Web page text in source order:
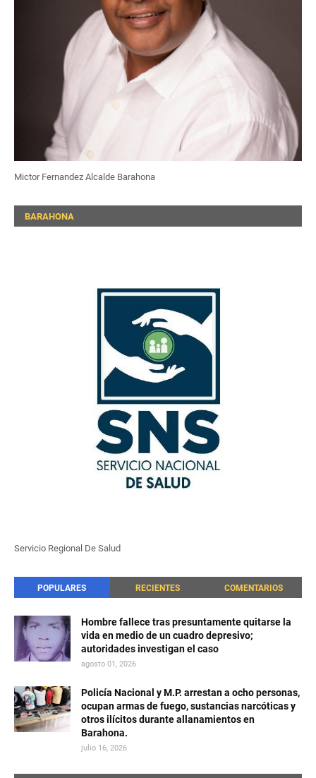
Mictor Fernandez Alcalde Barahona
BARAHONA
Servicio Regional De Salud
POPULARES RECIENTES COMENTARIOS
Hombre fallece tras presuntamente quitarse la
vida en medio de un cuadro depresivo;
autoridades investigan el caso
agosto 01, 2026
Policía Nacional y M.P. arrestan a ocho personas,
ocupan armas de fuego, sustancias narcóticas y
otros ilícitos durante allanamientos en
Barahona.
julio 16, 2026